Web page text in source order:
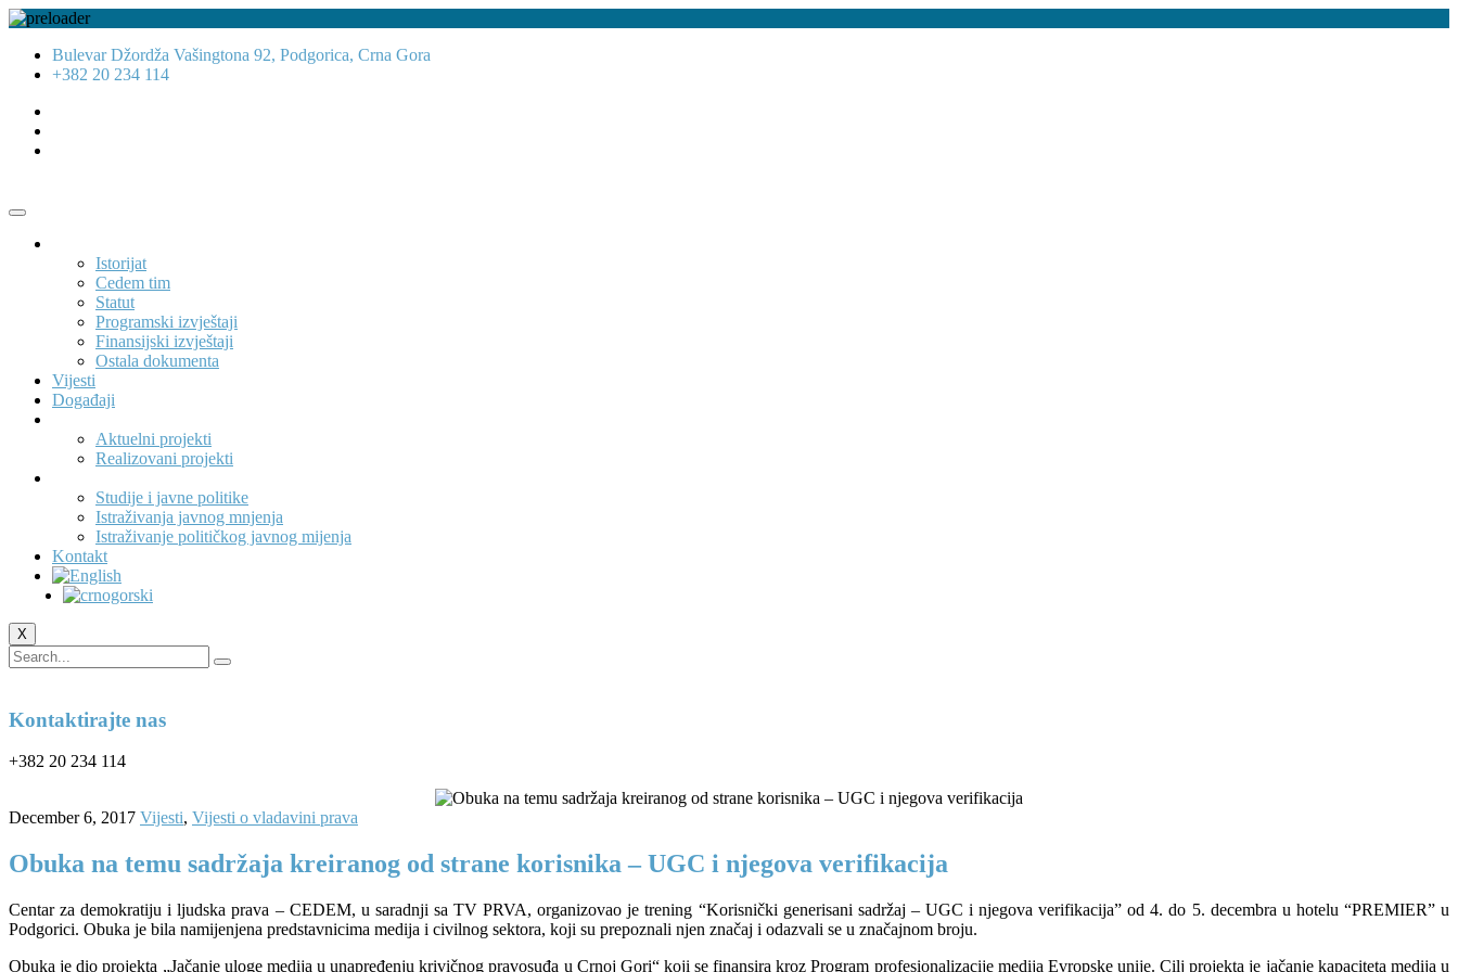
Bulevar Džordža Vašingtona 92, Podgorica, Crna Gora
+382 20 234 114
Istorijat
Cedem tim
Statut
Programski izvještaji
Finansijski izvještaji
Ostala dokumenta
Vijesti
Događaji
Aktuelni projekti
Realizovani projekti
Studije i javne politike
Istraživanja javnog mnjenja
Istraživanje političkog javnog mijenja
Kontakt
X
Kontaktirajte nas
+382 20 234 114
December 6, 2017 Vijesti, Vijesti o vladavini prava
Obuka na temu sadržaja kreiranog od strane korisnika – UGC i njegova verifikacija
Centar za demokratiju i ljudska prava – CEDEM, u saradnji sa TV PRVA, organizovao je trening “Korisnički generisani sadržaj – UGC i njegova verifikacija” od 4. do 5. decembra u hotelu “PREMIER” u
Podgorici. Obuka je bila namijenjena predstavnicima medija i civilnog sektora, koji su prepoznali njen značaj i odazvali se u značajnom broju.
Obuka je dio projekta „Jačanje uloge medija u unapređenju krivičnog pravosuđa u Crnoj Gori“ koji se finansira kroz Program profesionalizacije medija Evropske unije. Cilj projekta je jačanje kapaciteta medija u